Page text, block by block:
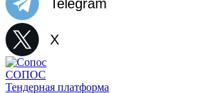
Telegram
X
СОПОС
Тендерная платформа